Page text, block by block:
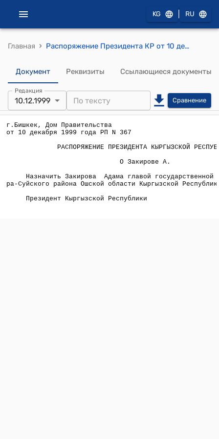
KG RU
Главная › Распоряжение Президента КР от 10 декабря 1999 года РП №367 "О Закирове А."
Документ Реквизиты Ссылающиеся документы
Редакция
10.12.1999 Сравнение